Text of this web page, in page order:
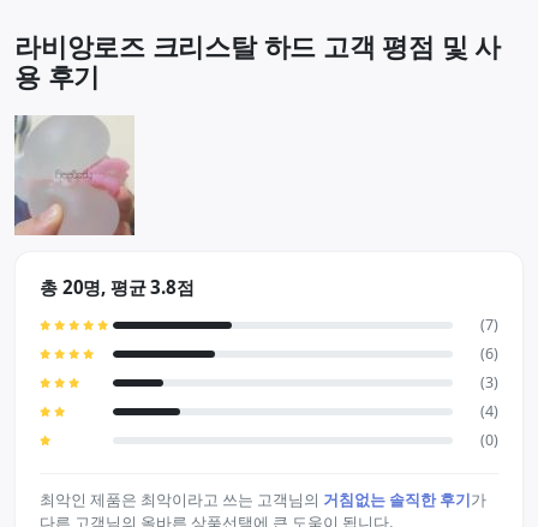
라비앙로즈 크리스탈 하드 고객 평점 및 사
용 후기
총 20명, 평균 3.8점
(7)
(6)
(3)
(4)
(0)
최악인 제품은 최악이라고 쓰는 고객님의 거침없는 솔직한 후기가
다른 고객님의 올바른 상품선택에 큰 도움이 됩니다.